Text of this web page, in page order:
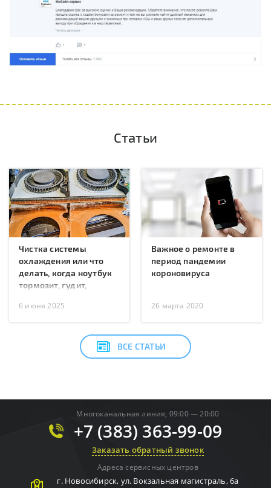
Статьи
Чистка системы
охлаждения или что
делать, когда ноутбук
тормозит, гудит,
перезагружается?
6 июня 2025
Важное о ремонте в
период пандемии
короновируса
26 марта 2020
ВСЕ СТАТЬИ
Многоканальная линия, 09:00 — 20:00
+7 (383) 363-99-09
Заказать обратный звонок
Адреса сервисных центров
г. Новосибирск, ул. Вокзальная магистраль, 6а